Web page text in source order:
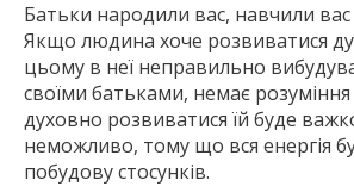
Батьки народили вас, навчили вас
Якщо людина хоче розвиватися
цьому в неї неправильно
своїми батьками, немає
духовно розвиватися їй буде
неможливо, тому що вся енергія
побудову стосунків.